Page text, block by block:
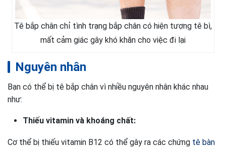
Tê bắp chân chỉ tình trạng bắp chân có hiện tượng tê bì,
mất cảm giác gây khó khăn cho việc đi lại
Nguyên nhân
Bạn có thể bị tê bắp chân vì nhiều nguyên nhân khác nhau
như:
Thiếu vitamin và khoáng chất:
Cơ thể bị thiếu vitamin B12 có thể gây ra các chứng tê bàn